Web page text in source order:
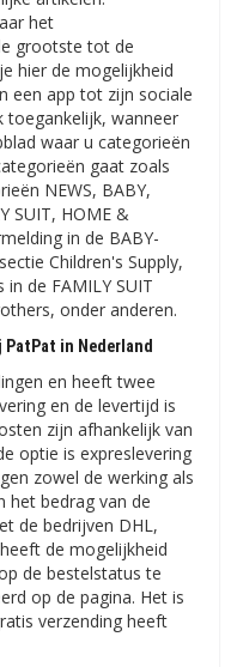
het
grootste tot de
hier de mogelijkheid
een app tot zijn sociale
toegankelijk, wanneer
waar u categorieën
gaat zoals
NEWS, BABY,
SUIT, HOME &
in de BABY-
Children's Supply,
de FAMILY SUIT
onder anderen.
in Nederland
en heeft twee
en de levertijd is
zijn afhankelijk van
optie is expreslevering
zowel de werking als
het bedrag van de
de bedrijven DHL,
heeft de mogelijkheid
de bestelstatus te
op de pagina. Het is
verzending heeft